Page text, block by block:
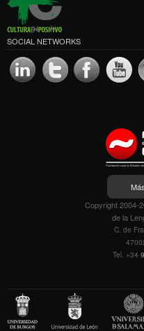
SOCIAL NETWORKS
Copyright 2004-
de la
C. de
Tel. +34